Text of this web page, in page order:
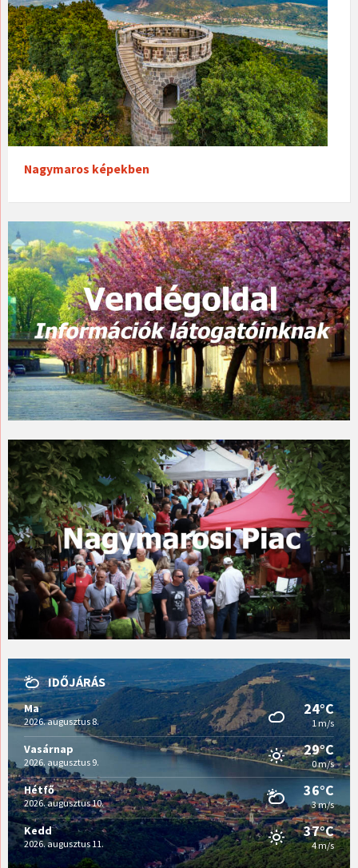
Nagymaros képekben
IDŐJÁRÁS
Ma
2026. augusztus 8.
24°C
1 m/s
Vasárnap
2026. augusztus 9.
29°C
0 m/s
Hétfő
2026. augusztus 10.
36°C
3 m/s
Kedd
2026. augusztus 11.
37°C
4 m/s